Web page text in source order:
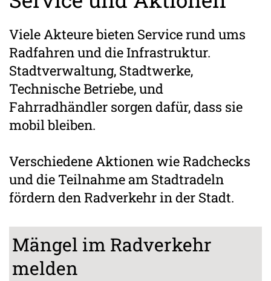
Viele Akteure bieten Service rund ums
Radfahren und die Infrastruktur.
Stadtverwaltung, Stadtwerke,
Technische Betriebe, und
Fahrradhändler sorgen dafür, dass sie
mobil bleiben.
Verschiedene Aktionen wie Radchecks
und die Teilnahme am Stadtradeln
fördern den Radverkehr in der Stadt.
Mängel im Radverkehr
melden